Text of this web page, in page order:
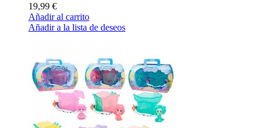
19,99 €
Añadir al carrito
Añadir a la lista de deseos